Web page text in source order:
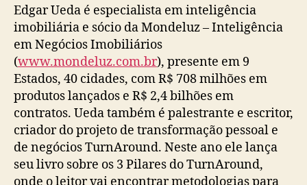
Edgar Ueda é especialista em inteligência
imobiliária e sócio da Mondeluz – Inteligência
em Negócios Imobiliários
(www.mondeluz.com.br), presente em 9
Estados, 40 cidades, com R$ 708 milhões em
produtos lançados e R$ 2,4 bilhões em
contratos. Ueda também é palestrante e escritor,
criador do projeto de transformação pessoal e
de negócios TurnAround. Neste ano ele lança
seu livro sobre os 3 Pilares do TurnAround,
onde o leitor vai encontrar metodologias para